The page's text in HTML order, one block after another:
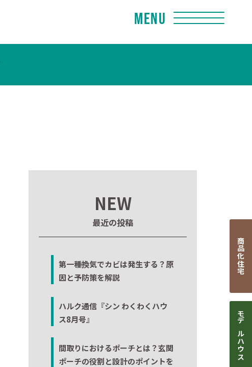
Menu
NEW
最近の投稿
第一種換気でカビは発生する？原
因と予防策を解説
ハルク通信『シン わくわくハウ
ス8月号』
間取りにおけるポーチとは？玄関
ポーチの役割と設計のポイントを
商品化住宅
モデルハウス